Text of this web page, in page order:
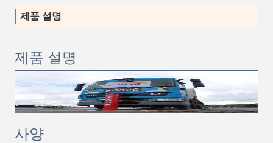
제품 설명
제품 설명
사양